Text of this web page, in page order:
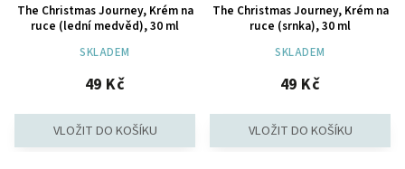
The Christmas Journey, Krém na
ruce (lední medvěd), 30 ml
SKLADEM
49 Kč
The Christmas Journey, Krém na
ruce (srnka), 30 ml
SKLADEM
49 Kč